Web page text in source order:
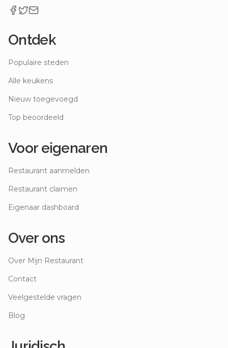
Ontdek
Populaire steden
Alle keukens
Nieuw toegevoegd
Top beoordeeld
Voor eigenaren
Restaurant aanmelden
Restaurant claimen
Eigenaar dashboard
Over ons
Over Mijn Restaurant
Contact
Veelgestelde vragen
Blog